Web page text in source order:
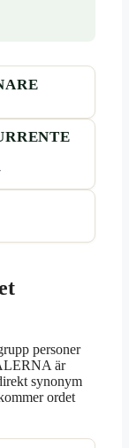
personer
är
synonym
ordet